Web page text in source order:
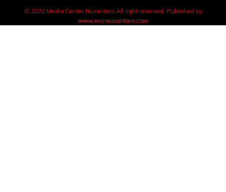
© 2022 Media Center Nusantara All right reserved. Published by
www.mcnnusantara.com